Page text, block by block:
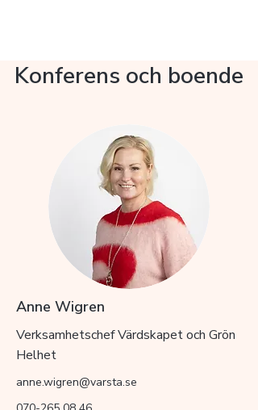
Konferens och boende
Anne Wigren
Verksamhetschef Värdskapet och Grön
Helhet
anne.wigren@varsta.se